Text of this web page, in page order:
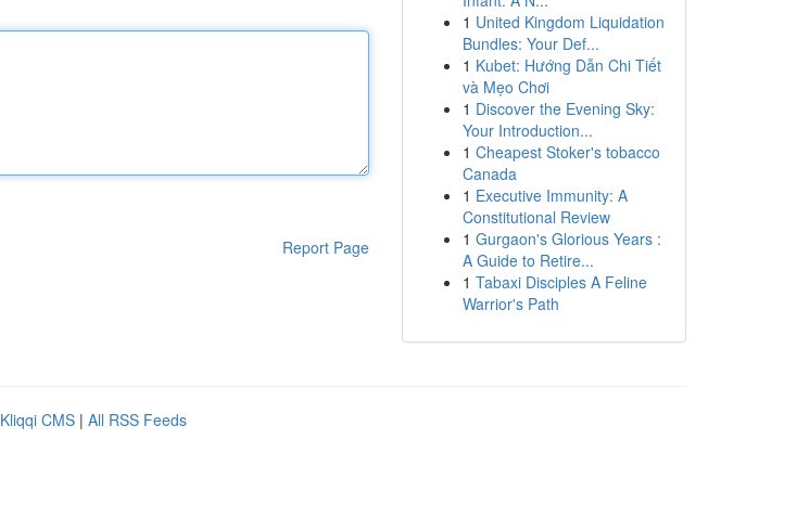
Report Page
1 United Kingdom Liquidation
Bundles: Your Def...
1 Kubet: Hướng Dẫn Chi Tiết
và Mẹo Chơi
1 Discover the Evening Sky:
Your Introduction...
1 Cheapest Stoker's tobacco
Canada
1 Executive Immunity: A
Constitutional Review
1 Gurgaon's Glorious Years :
A Guide to Retire...
1 Tabaxi Disciples A Feline
Warrior's Path
Kliqqi CMS | All RSS Feeds